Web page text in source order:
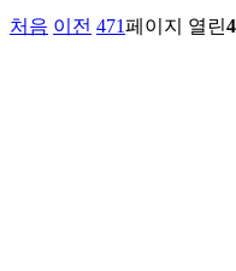
처음 이전 471페이지 열린